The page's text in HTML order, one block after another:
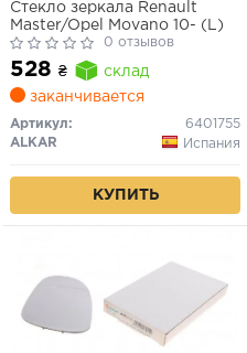
Стекло зеркала Renault
Master/Opel Movano 10- (L)
0 отзывов
528 ₴
склад
заканчивается
Артикул:
6401755
ALKAR
Испания
КУПИТЬ